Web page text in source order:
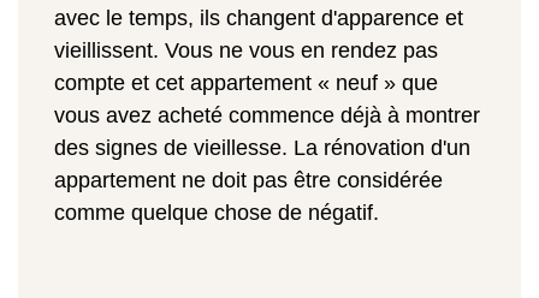
avec le temps, ils changent d'apparence et
vieillissent. Vous ne vous en rendez pas
compte et cet appartement « neuf » que
vous avez acheté commence déjà à montrer
des signes de vieillesse. La rénovation d'un
appartement ne doit pas être considérée
comme quelque chose de négatif.